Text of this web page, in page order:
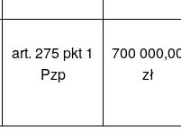
art. 275 pkt 1
Pzp
700
zł